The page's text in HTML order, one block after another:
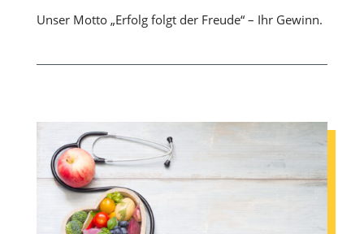
Unser Motto „Erfolg folgt der Freude“ – Ihr Gewinn.